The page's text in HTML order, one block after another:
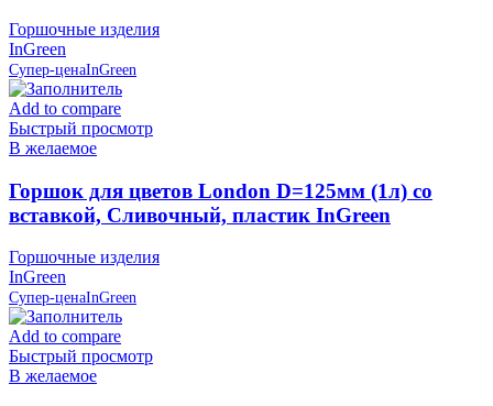
Горшочные изделия
InGreen
Супер-ценаInGreen
Add to compare
Быстрый просмотр
В желаемое
Горшок для цветов London D=125мм (1л) со
вставкой, Сливочный, пластик InGreen
Горшочные изделия
InGreen
Супер-ценаInGreen
Add to compare
Быстрый просмотр
В желаемое